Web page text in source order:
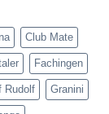
Club Mate
Fachingen
Rudolf Granini